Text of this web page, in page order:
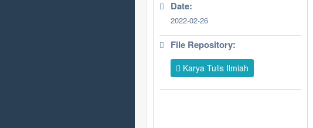
Date:
2022-02-26
File Repository:
Karya Tulis Ilmiah